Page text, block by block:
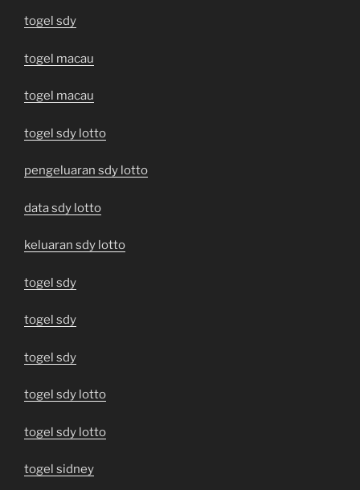
togel sdy
togel macau
togel macau
togel sdy lotto
pengeluaran sdy lotto
data sdy lotto
keluaran sdy lotto
togel sdy
togel sdy
togel sdy
togel sdy lotto
togel sdy lotto
togel sidney